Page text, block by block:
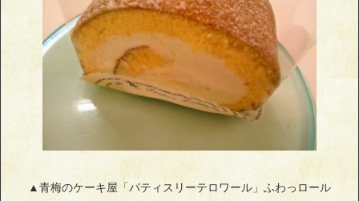
▲青梅のケーキ屋「パティスリーテロワール」ふわっロール